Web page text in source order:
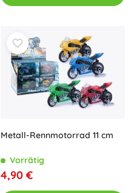
Metall-Rennmotorrad 11 cm
Vorrätig
4,90 €